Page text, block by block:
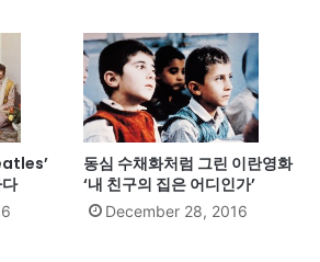
동심 수채화처럼 그린 이란영화
‘내 친구의 집은 어디인가’
December 28, 2016